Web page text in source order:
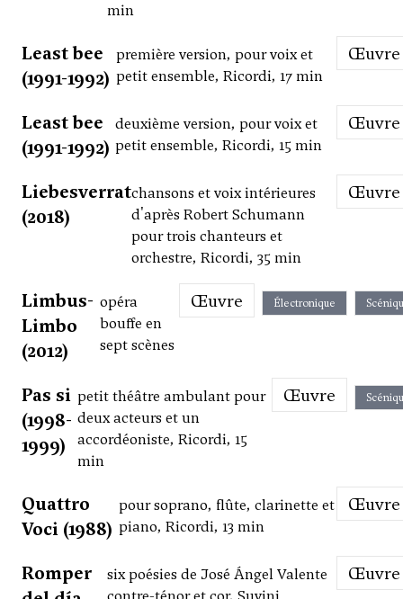
min
Least bee
(1991-1992)
première version, pour voix et
petit ensemble, Ricordi, 17 min
Œuvre
Least bee
(1991-1992)
deuxième version, pour voix et
petit ensemble, Ricordi, 15 min
Œuvre
Liebesverrat
(2018)
chansons et voix intérieures
d'après Robert Schumann
pour trois chanteurs et
orchestre, Ricordi, 35 min
Œuvre
Limbus-
Limbo
(2012)
opéra
bouffe en
sept scènes
Œuvre Électronique
Pas si
(1998-
1999)
petit théâtre ambulant pour
deux acteurs et un
accordéoniste, Ricordi, 15
min
Œuvre
Quattro
Voci (1988)
pour soprano, flûte, clarinette et
piano, Ricordi, 13 min
Œuvre
Romper
six poésies de José Ángel Valente
Œuvre